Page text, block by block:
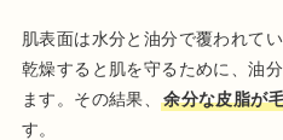
肌表面は水分と油分で覆われて
乾燥すると肌を守るために、油
ます。その結果、余分な皮脂が
す。